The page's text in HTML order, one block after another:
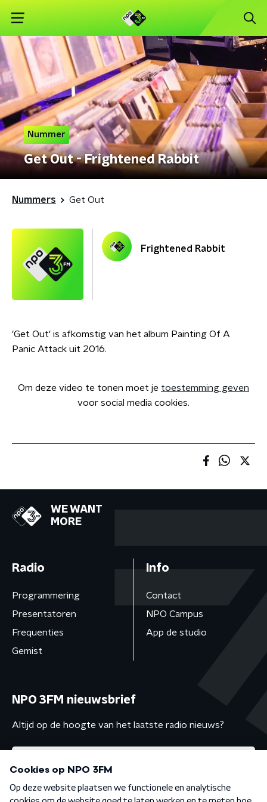
Nummer
Get Out - Frightened Rabbit
Nummers Get Out
Frightened Rabbit
'Get Out' is afkomstig van het album Painting Of A
Panic Attack uit 2016.
Om deze video te tonen moet je toestemming geven
voor social media cookies.
WE WANT
MORE
Radio
Programmering
Presentatoren
Frequenties
Gemist
Info
Contact
NPO Campus
App de studio
NPO 3FM nieuwsbrief
Altijd op de hoogte van het laatste radio nieuws?